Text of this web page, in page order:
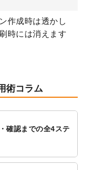
インテンプレート
レートをダウンロ
デザインテンプレー
インテンプレート
作成時は透かし
時には消えます
術コラム
確認までの全4ステ